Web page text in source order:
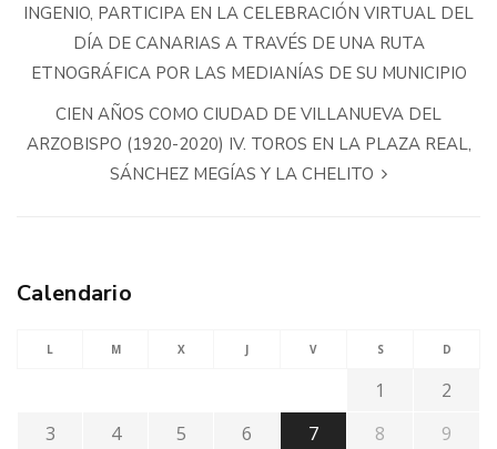
INGENIO, PARTICIPA EN LA CELEBRACIÓN VIRTUAL DEL
DÍA DE CANARIAS A TRAVÉS DE UNA RUTA
ETNOGRÁFICA POR LAS MEDIANÍAS DE SU MUNICIPIO
CIEN AÑOS COMO CIUDAD DE VILLANUEVA DEL
ARZOBISPO (1920-2020) IV. TOROS EN LA PLAZA REAL,
SÁNCHEZ MEGÍAS Y LA CHELITO
Calendario
L M X J V S D
1
2
3
4 5 6 7 8
9